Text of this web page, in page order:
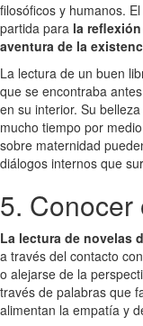
filosóficos y humanos.
partida para la
aventura de la
La lectura de un buen
que se encontraba
en su interior. Su
mucho tiempo por
sobre maternidad
diálogos internos que
5.
La lectura de novelas
a través del contacto
o alejarse de la
través de palabras que
alimentan la empatía y